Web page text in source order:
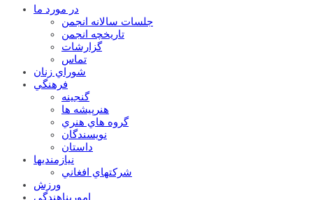
در مورد ما
جلسات سالانه انجمن
تاریخچه انجمن
گزارشات
تماس
شوراي زنان
فرهنگي
گنجينه
هنرپيشه ها
گروه هاي هنري
نويسندگان
داستان
نيازمنديها
شرکتهاي افغاني
ورزش
امورپناهندگي